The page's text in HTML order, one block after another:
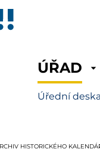
ÚŘAD
Úřední
HISTORICKÉHO